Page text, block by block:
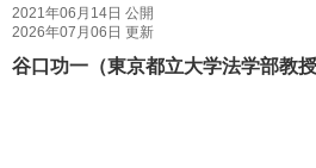
2021年06月14日 公開
2026年07月06日 更新
谷口功一（東京都立大学法学部教授